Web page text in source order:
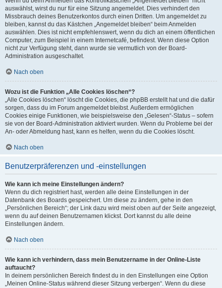
auswählst, wirst du nur für eine Sitzung angemeldet. Dies verhindert den
Missbrauch deines Benutzerkontos durch einen Dritten. Um angemeldet zu
bleiben, kannst du das Kästchen „Angemeldet bleiben“ beim Anmelden
auswählen. Dies ist nicht empfehlenswert, wenn du dich an einem öffentlichen
Computer, zum Beispiel in einem Internetcafé, befindest. Wenn diese Option
nicht zur Verfügung steht, dann wurde sie vermutlich von der Board-
Administration ausgeschaltet.
Nach oben
Wozu ist die Funktion „Alle Cookies löschen“?
„Alle Cookies löschen“ löscht die Cookies, die phpBB erstellt hat und die dafür
sorgen, dass du im Forum angemeldet bleibst. Außerdem ermöglichen
Cookies einige Funktionen, wie beispielsweise den „Gelesen“-Status – sofern
sie von der Board-Administration aktiviert wurden. Wenn du Probleme bei der
An- oder Abmeldung hast, kann es helfen, wenn du die Cookies löscht.
Nach oben
Benutzerpräferenzen und -einstellungen
Wie kann ich meine Einstellungen ändern?
Wenn du dich registriert hast, werden alle deine Einstellungen in der
Datenbank des Boards gespeichert. Um diese zu ändern, gehe in den
„Persönlichen Bereich“; der Link dazu wird meist oben auf der Seite angezeigt,
wenn du auf deinen Benutzernamen klickst. Dort kannst du alle deine
Einstellungen ändern.
Nach oben
Wie kann ich verhindern, dass mein Benutzername in der Online-Liste
auftaucht?
In deinem persönlichen Bereich findest du in den Einstellungen eine Option
„Meinen Online-Status während dieser Sitzung verbergen“. Wenn du diese